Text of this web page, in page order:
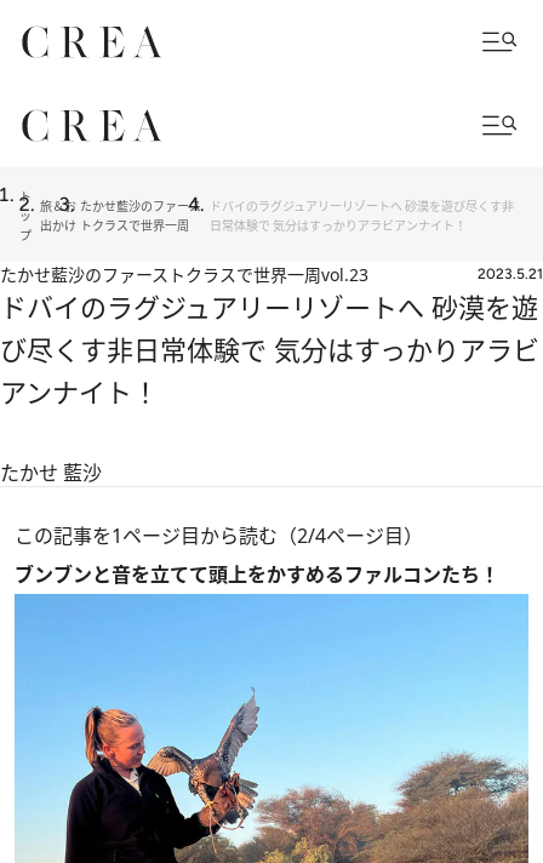
ト
ッ
プ
旅＆お
出かけ
たかせ藍沙のファース
トクラスで世界一周
ドバイのラグジュアリーリゾートへ 砂漠を遊び尽くす非
日常体験で 気分はすっかりアラビアンナイト！
たかせ藍沙のファーストクラスで世界一周vol.23 2023.5.21
ドバイのラグジュアリーリゾートへ 砂漠を遊
び尽くす非日常体験で 気分はすっかりアラビ
アンナイト！
たかせ 藍沙
この記事を1ページ目から読む（2/4ページ目）
ブンブンと音を立てて頭上をかすめるファルコンたち！